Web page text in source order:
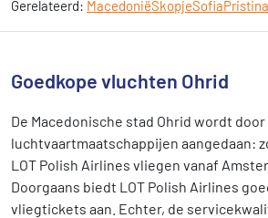
Gerelateerd: MacedoniëSkopjeSofiaPristina
Goedkope vluchten Ohrid
De Macedonische stad Ohrid wordt
luchtvaartmaatschappijen aangedaan:
LOT Polish Airlines vliegen vanaf
Doorgaans biedt LOT Polish Airlines
vliegtickets aan. Echter, de